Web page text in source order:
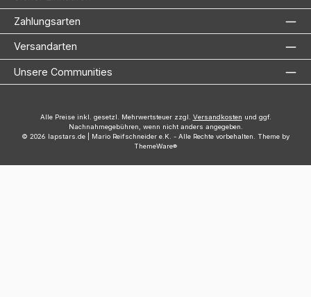
Zahlungsarten
Versandarten
Unsere Communities
Alle Preise inkl. gesetzl. Mehrwertsteuer zzgl. Versandkosten und ggf.
Nachnahmegebühren, wenn nicht anders angegeben.
© 2026 lapstars.de | Mario Reifschneider e.K. - Alle Rechte vorbehalten. Theme by
ThemeWare®